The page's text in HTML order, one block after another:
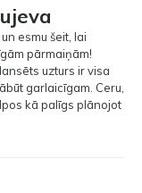
esmu šeit, lai
pārmaiņām!
uzturs ir visa
garlaicīgam. Ceru,
kā palīgs plānojot